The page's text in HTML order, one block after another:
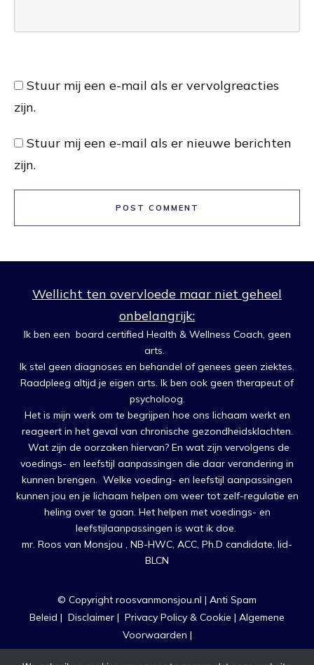
Stuur mij een e-mail als er vervolgreacties
zijn.
Stuur mij een e-mail als er nieuwe berichten
zijn.
POST COMMENT
Wellicht ten overvloede maar niet geheel
onbelangrijk:
Ik ben een board certified Health & Wellness Coach, geen
arts.
Ik stel geen diagnoses en behandel of genees geen ziektes.
Raadpleeg altijd je eigen arts. Ik ben ook geen therapeut of
psycholoog.
Het is mijn werk om te begrijpen hoe ons lichaam werkt en
reageert in het geval van chronische gezondheidsklachten.
Wat zijn de oorzaken hiervan? En wat zijn vervolgens de
voedings- en leefstijl aanpassingen die daar verandering in
kunnen brengen. Welke voeding- en leefstijl aanpassingen
kunnen jou en je lichaam helpen om weer tot zelf-regulatie en
heling over te gaan. Het helpen met voedings- en
leefstijlaanpassingen is wat ik doe.
mr. Roos van Monsjou , NB-HWC, ACC, Ph.D candidate, lid-
BLCN
© Copyright roosvanmonsjou.nl | Anti Spam
Beleid | Disclaimer | Privacy Policy & Cookie | Algemene
Voorwaarden |
Ontwerp, Realisatie & Begeleidingheleenverkerk.nl